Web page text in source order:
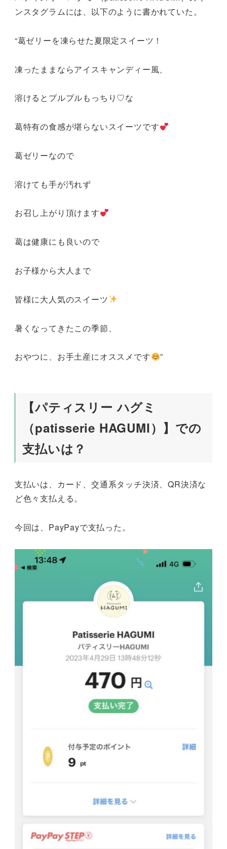
ンスタグラムには、以下のように書かれていた。
“葛ゼリーを凍らせた夏限定スイーツ！
凍ったままならアイスキャンディー風、
溶けるとプルプルもっちり♡な
葛特有の食感が堪らないスイーツです
葛ゼリーなので
溶けても手が汚れず
お召し上がり頂けます
葛は健康にも良いので
お子様から大人まで
皆様に大人気のスイーツ
暑くなってきたこの季節、
おやつに、お手土産にオススメです ”
【パティスリー ハグミ
（patisserie HAGUMI）】での
支払いは？
支払いは、カード、交通系タッチ決済、QR決済な
ど色々支払える。
今回は、PayPayで支払った。